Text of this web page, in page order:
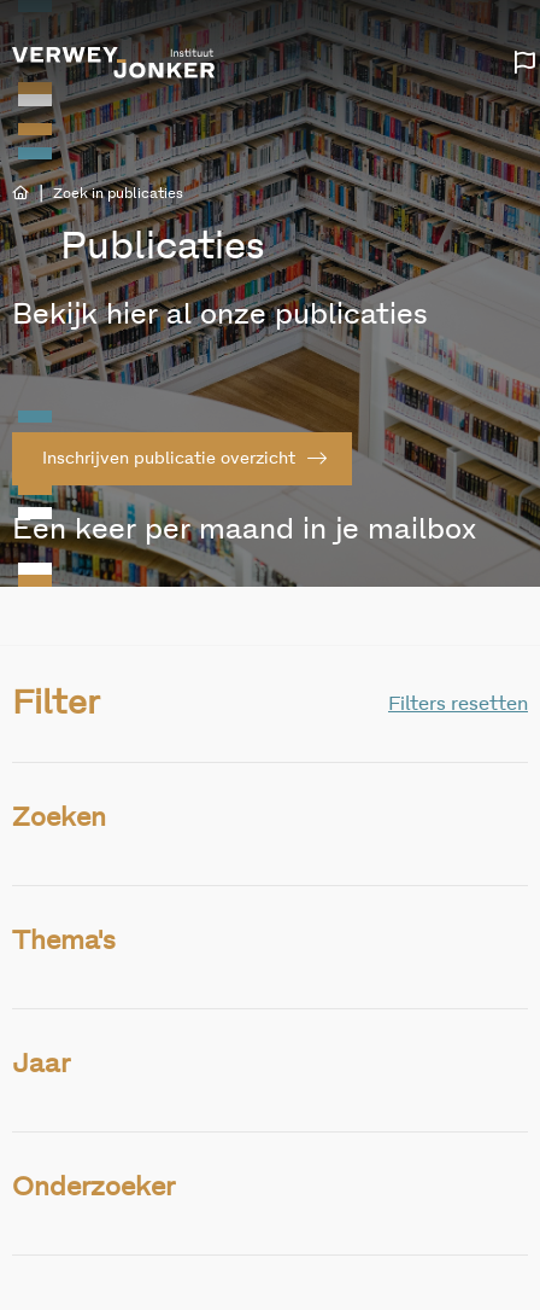
| Zoek in publicaties
Publicaties
Bekijk hier al onze publicaties
Inschrijven publicatie overzicht
Een keer per maand in je mailbox
Filter Filters resetten
Zoeken
Thema's
Jaar
Onderzoeker